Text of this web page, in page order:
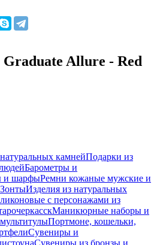
Graduate Allure - Red
камнейПодарки из
Барометры и
и шарфыРемни кожаные мужские и
ЗонтыИзделия из натуральных
с персонажами из
Маникюрные наборы и
Портмоне, кошельки,
Сувениры и
Сувениры из бронзы и